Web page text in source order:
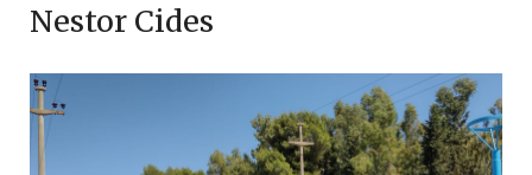
Nestor Cides